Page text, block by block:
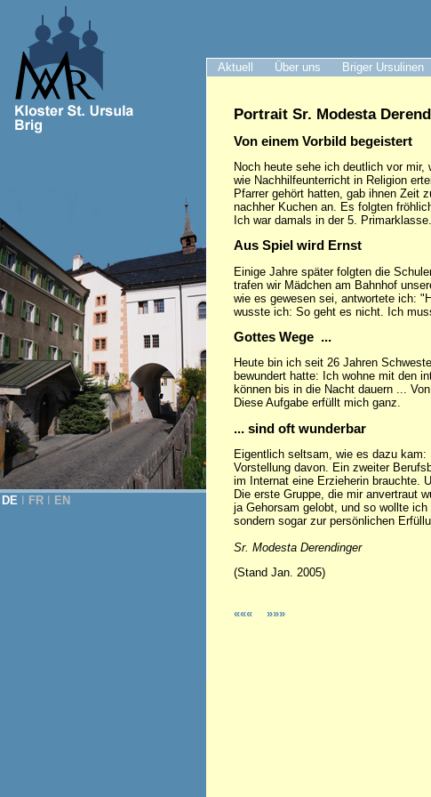
Aktuell Über uns Briger Ursulinen
DE FR EN
Portrait Sr. Modesta
Von einem Vorbild begeistert
Noch heute sehe ich deutlich vor
wie Nachhilfeunterricht in Religion
Pfarrer gehört hatten, gab ihnen Zeit
nachher Kuchen an. Es folgten
Ich war damals in der 5.
Aus Spiel wird Ernst
Einige Jahre später folgten die
trafen wir Mädchen am Bahnhof
wie es gewesen sei, antwortete ich:
wusste ich: So geht es nicht. Ich
Gottes Wege ...
Heute bin ich seit 26 Jahren
bewundert hatte: Ich wohne mit den
können bis in die Nacht dauern ...
Diese Aufgabe erfüllt mich ganz.
... sind oft wunderbar
Eigentlich seltsam, wie es dazu
Vorstellung davon. Ein zweiter
im Internat eine Erzieherin brauchte.
Die erste Gruppe, die mir anvertraut
ja Gehorsam gelobt, und so wollte
sondern sogar zur persönlichen
Sr. Modesta Derendinger
(Stand Jan. 2005)
««« »»»